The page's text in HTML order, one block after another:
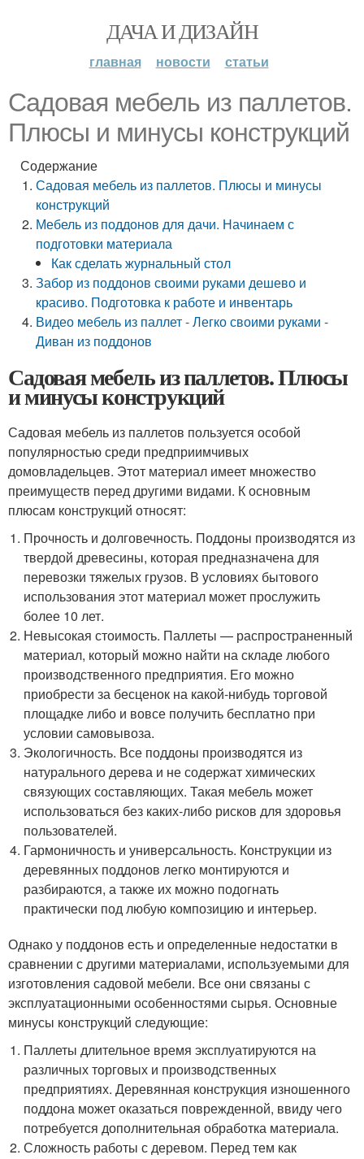
ДАЧА И ДИЗАЙН
главная новости статьи
Садовая мебель из паллетов.
Плюсы и минусы конструкций
Содержание
Садовая мебель из паллетов. Плюсы и минусы
конструкций
Мебель из поддонов для дачи. Начинаем с
подготовки материала
Как сделать журнальный стол
Забор из поддонов своими руками дешево и
красиво. Подготовка к работе и инвентарь
Видео мебель из паллет - Легко своими руками -
Диван из поддонов
Садовая мебель из паллетов. Плюсы
и минусы конструкций
Садовая мебель из паллетов пользуется особой
популярностью среди предприимчивых
домовладельцев. Этот материал имеет множество
преимуществ перед другими видами. К основным
плюсам конструкций относят:
Прочность и долговечность. Поддоны производятся из
твердой древесины, которая предназначена для
перевозки тяжелых грузов. В условиях бытового
использования этот материал может прослужить
более 10 лет.
Невысокая стоимость. Паллеты — распространенный
материал, который можно найти на складе любого
производственного предприятия. Его можно
приобрести за бесценок на какой-нибудь торговой
площадке либо и вовсе получить бесплатно при
условии самовывоза.
Экологичность. Все поддоны производятся из
натурального дерева и не содержат химических
связующих составляющих. Такая мебель может
использоваться без каких-либо рисков для здоровья
пользователей.
Гармоничность и универсальность. Конструкции из
деревянных поддонов легко монтируются и
разбираются, а также их можно подогнать
практически под любую композицию и интерьер.
Однако у поддонов есть и определенные недостатки в
сравнении с другими материалами, используемыми для
изготовления садовой мебели. Все они связаны с
эксплуатационными особенностями сырья. Основные
минусы конструкций следующие:
Паллеты длительное время эксплуатируются на
различных торговых и производственных
предприятиях. Деревянная конструкция изношенного
поддона может оказаться поврежденной, ввиду чего
потребуется дополнительная обработка материала.
Сложность работы с деревом. Перед тем как